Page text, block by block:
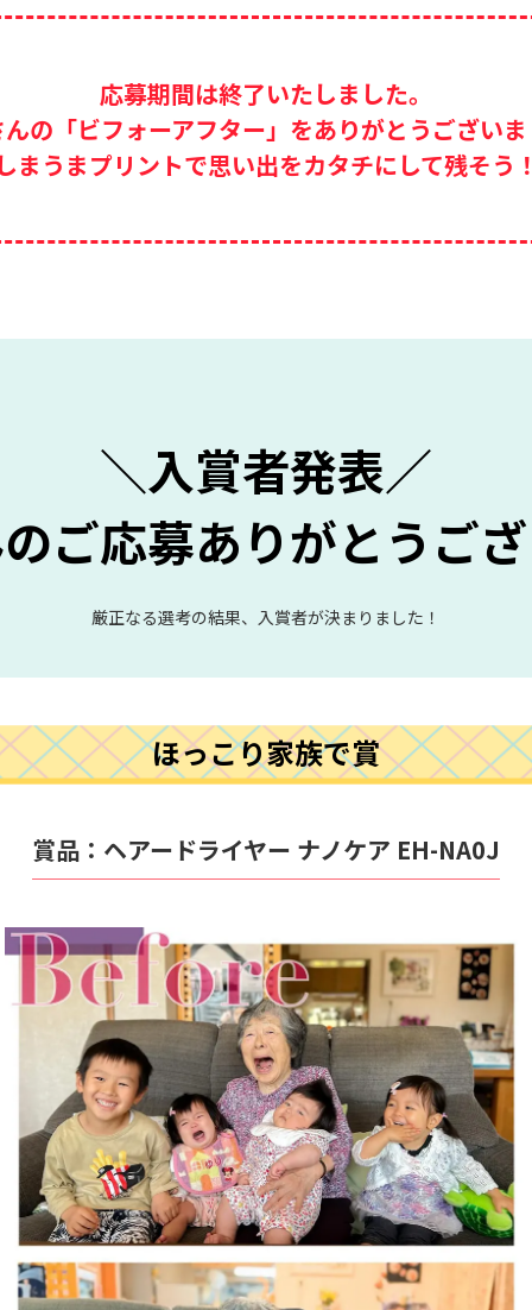
応募期間は終了いたしました。
の「ビフォーアフター」をありがとうござい
まうまプリントで思い出をカタチにして残そう
＼入賞者発表／
ご応募ありがとうご
厳正なる選考の結果、入賞者が決まりました！
ほっこり家族で賞
賞品： ヘアードライヤー ナノケア EH-NA0J